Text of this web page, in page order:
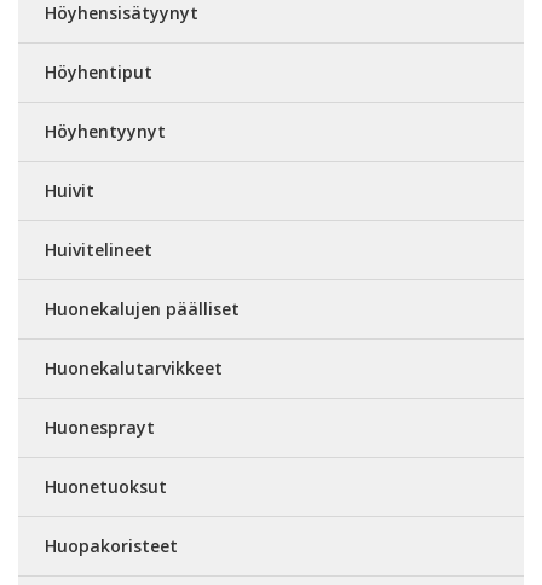
Höyhensisätyynyt
Höyhentiput
Höyhentyynyt
Huivit
Huivitelineet
Huonekalujen päälliset
Huonekalutarvikkeet
Huonesprayt
Huonetuoksut
Huopakoristeet